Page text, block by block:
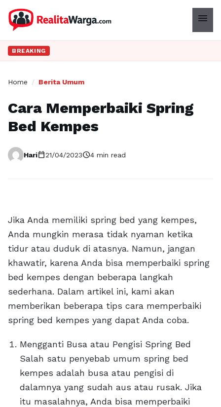
menu
BREAKING
Home / Berita Umum
Cara Memperbaiki Spring
Bed Kempes
Haricalendar_today21/04/2023schedule4 min read
Jika Anda memiliki spring bed yang kempes,
Anda mungkin merasa tidak nyaman ketika
tidur atau duduk di atasnya. Namun, jangan
khawatir, karena Anda bisa memperbaiki spring
bed kempes dengan beberapa langkah
sederhana. Dalam artikel ini, kami akan
memberikan beberapa tips cara memperbaiki
spring bed kempes yang dapat Anda coba.
Mengganti Busa atau Pengisi Spring Bed
Salah satu penyebab umum spring bed
kempes adalah busa atau pengisi di
dalamnya yang sudah aus atau rusak. Jika
itu masalahnya, Anda bisa memperbaiki